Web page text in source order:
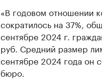
«В годовом отношении
сократилось на 37%,
сентябре 2024 г.
руб. Средний размер
сентябре 2024 года он
бюро.